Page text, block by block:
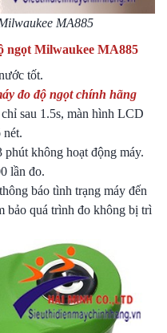
MA885
ngọt Milwaukee MA885
tốt.
đo độ ngọt chính hãng
sau 1.5s, màn hình LCD
nét.
không hoạt động máy.
lần đo.
báo tình trạng máy đến
bảo quá trình đo không bị trì